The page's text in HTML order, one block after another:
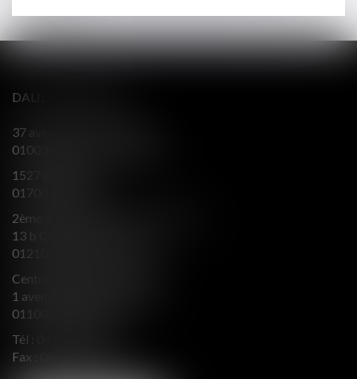
DALILA BERENGER
37 avenue Alsace Lorraine
01003 BOURG EN BRESSE
1527 grande rue
01700 MIRIBEL
2ème aile Nord - Immeuble JB SAY
13 b Chemin du levant
01210 FERNEY VOLTAIRE
Centre d’affaires Valeurop
1 avenue de l’Europe Bât. B
01100 OYONNAX
Tél :
Fax : 04 74 50 66 67